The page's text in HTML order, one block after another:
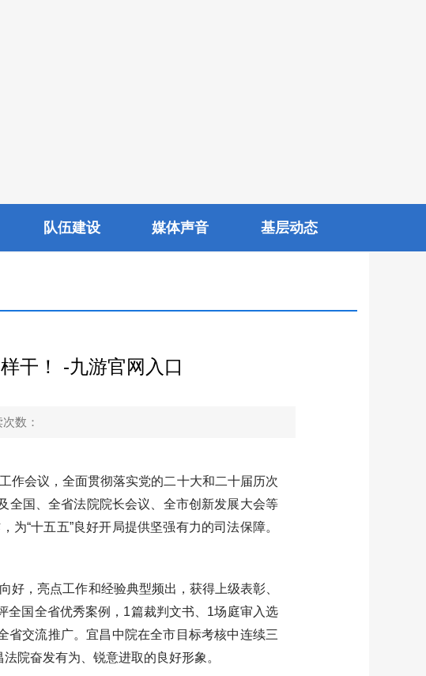
队伍建设 媒体声音 基层动态
干！ -九游官网入口
数：
会议，全面贯彻落实党的二十大和二十届历次
全国、全省法院院长会议、全市创新发展大会等
“十五五”良好开局提供坚强有力的司法保障。
，亮点工作和经验典型频出，获得上级表彰、
全国全省优秀案例，1篇裁判文书、1场庭审入选
省交流推广。宜昌中院在全市目标考核中连续三
院奋发有为、锐意进取的良好形象。